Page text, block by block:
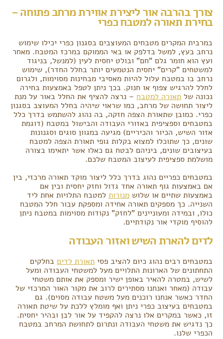
צורך בהרבה אור ליצירת אווירת מרחב פתוחה –
בחירת תאורה למטבח כפרי
במרבית המקרים מטבחים המעוצבים בסגנון כפרי יכילו שימוש
נרחב בעץ, למשל בדלפק או באי הממוקם במרכז המטבח. מאחר
ועץ הוא חומר גלם "חם" ובולט יחסית לעין (למנשל, בניגוד
למשטחים "קרים" יחסית הנטמעים יותר בחלל החדר), שימוש
נרחב בו במטבח עלול להיות מאסיבי מבחינות מסוימות, ולגרום
לחלל להרגיש צפוף או חנוק. בכך ניתן לטפל באמצעות בחירה
נכונה של תאורה למטבח – נרצה להציף את החלל באור על מנת
ליצור תחושה של מרחב, כמו שראוי שיהיה בחלל המעוצב בסגנון
כפרי. כמובן שתאורת הצפה חזקה, בה נהוג להשתמש בדרך כלל
במטבחים וספציפית באזורי העבודה והבישול במטבח (דוגמת
אזור השיש, הכיור והכיריים) מגיעה במגוון סוגים וסגנונות
שונים, כך שתוכלו למצוא בקלות גופי תאורת הצפה למטבח
בעיצובים שונים, ביניהם לבטח גם כאלו אשר יתאימו בצורה
מושלמת ספציפית לעיצוב המטבח שלכם.
במטבחים כפריים נהוג בדרך כלל ליצור מוקד תאורה מרכזי, בין
אם באמצעות גוף תאורה אחד גדול וחזק יחסית ובין אם
באמצעות שתיים או שלושמנורותלמטבח התלויות אחת ליד
השנייה. כך מספקים תאורה אחידה ומספקת עבור חלל המטבח
כולו, ובמידה ומעוניינים "לחזק" נקודות מסוימות במטבח ניתן
להוסיף מוקדי אור נקודתיים.
לדים להארת השיש ואזור העבודה
במטבחים רבים נהוג כיום להציב פסי תאורת לדיםבחלקים
התחתונים של הארונות התלויים מעל למשטחי העבודה ומעל
לשיש, במטרה להאיר באופן ישיר ומספק את אותם משטחי
עבודה (מאחר ואנחנו מסתירים לרוב את מקור האור המרכזי של
החדר כאשר אנחנו רוכנים מעל משטח עבודה מסוים). גם
במטבחים בעיצוב כפרי ניתן ואף מומלץ ללכת על שיטת תאורה
זו, כאשר במקרים אלו נרצה להקפיד על אור לבן ובהיר יחסית.
כך נדגיש את משטחי העבודה ונתרום לתחושת המרחב במטבח
הכפרי שלנו.